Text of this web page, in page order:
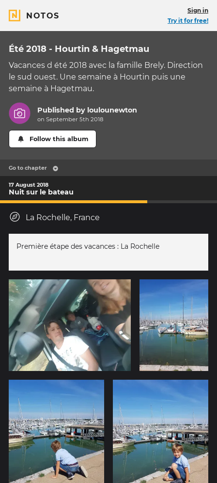
NOTOS
Sign in
Try it for free!
Été 2018 - Hourtin & Hagetmau
Vacances d été 2018 avec la famille Brely. Direction
le sud ouest. Une semaine à Hourtin puis une
semaine à Hagetmau.
Published by loulounewton
on September 5th 2018
Follow this album
Go to chapter
17 August 2018
Nuit sur le bateau
La Rochelle, France
Première étape des vacances : La Rochelle